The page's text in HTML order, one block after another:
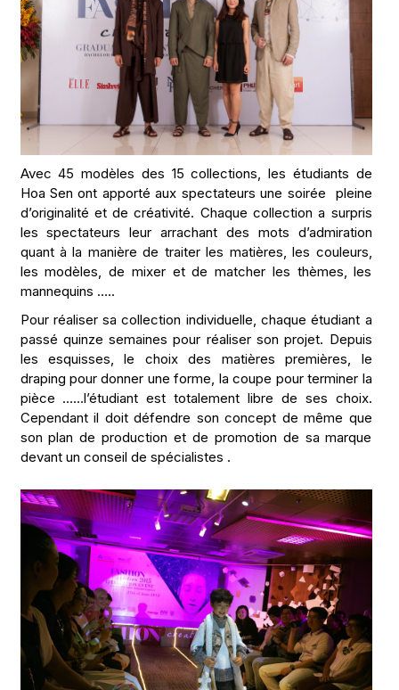
Avec 45 modèles des 15 collections, les étudiants de
Hoa Sen ont apporté aux spectateurs une soirée pleine
d’originalité et de créativité. Chaque collection a surpris
les spectateurs leur arrachant des mots d’admiration
quant à la manière de traiter les matières, les couleurs,
les modèles, de mixer et de matcher les thèmes, les
mannequins …..
Pour réaliser sa collection individuelle, chaque étudiant a
passé quinze semaines pour réaliser son projet. Depuis
les esquisses, le choix des matières premières, le
draping pour donner une forme, la coupe pour terminer la
pièce ……l’étudiant est totalement libre de ses choix.
Cependant il doit défendre son concept de même que
son plan de production et de promotion de sa marque
devant un conseil de spécialistes .